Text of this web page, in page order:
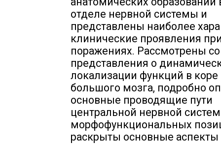
отделе нервной системы и
представлены наиболее
клинические проявления
поражениях. Рассмотрены
представления о
локализации функций в
большого мозга, подробно
основные проводящие пути
центральной нервной
морфофункциональных
раскрыты основные аспекты